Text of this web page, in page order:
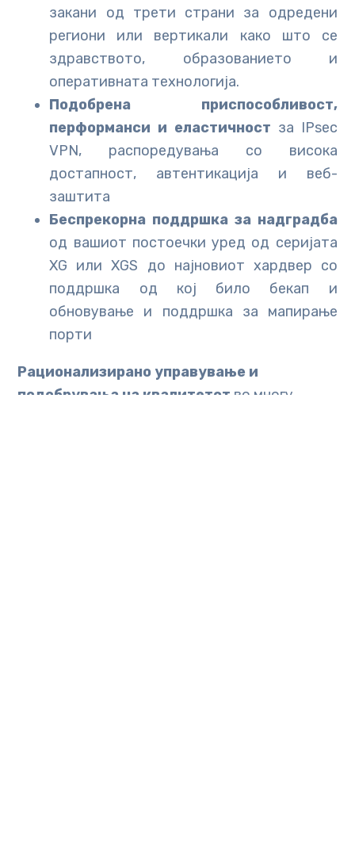
закани од трети страни за одредени
региони или вертикали како што се
здравството, образованието и
оперативната технологија.
Подобрена приспособливост,
перформанси и еластичност за IPsec
VPN, распоредувања со висока
достапност, автентикација и веб-
заштита
Беспрекорна поддршка за надградба
од вашиот постоечки уред од серијата
XG или XGS до најновиот хардвер со
поддршка од кој било бекап и
обновување и поддршка за мапирање
порти
Рационализирано управување и
подобрувања на квалитетот во многу